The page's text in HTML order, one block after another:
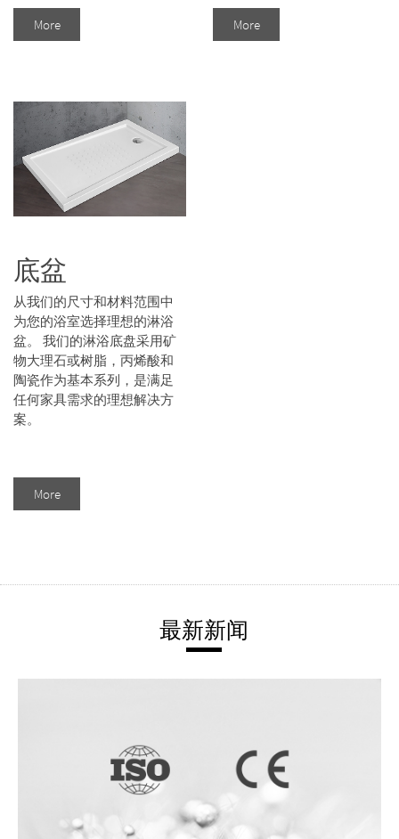
More More
底盆
从我们的尺寸和材料范围中
为您的浴室选择理想的淋浴
盆。 我们的淋浴底盘采用矿
物大理石或树脂，丙烯酸和
陶瓷作为基本系列，是满足
任何家具需求的理想解决方
案。
More
最新新闻